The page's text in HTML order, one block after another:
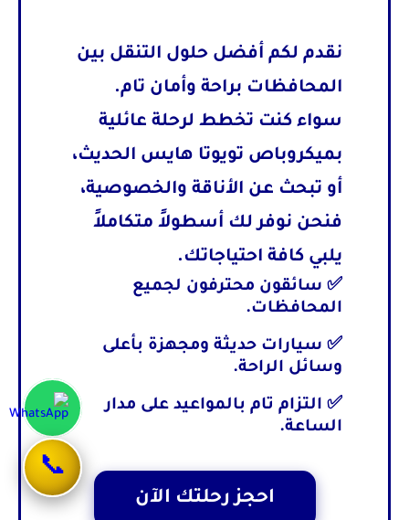
📞
نقدم لكم أفضل حلول التنقل بين
المحافظات براحة وأمان تام.
سواء كنت تخطط لرحلة عائلية
بميكروباص تويوتا هايس الحديث،
أو تبحث عن الأناقة والخصوصية،
فنحن نوفر لك أسطولاً متكاملاً
يلبي كافة احتياجاتك.
✅ سائقون محترفون لجميع
المحافظات.
✅ سيارات حديثة ومجهزة بأعلى
وسائل الراحة.
✅ التزام تام بالمواعيد على مدار
الساعة.
احجز رحلتك الآن